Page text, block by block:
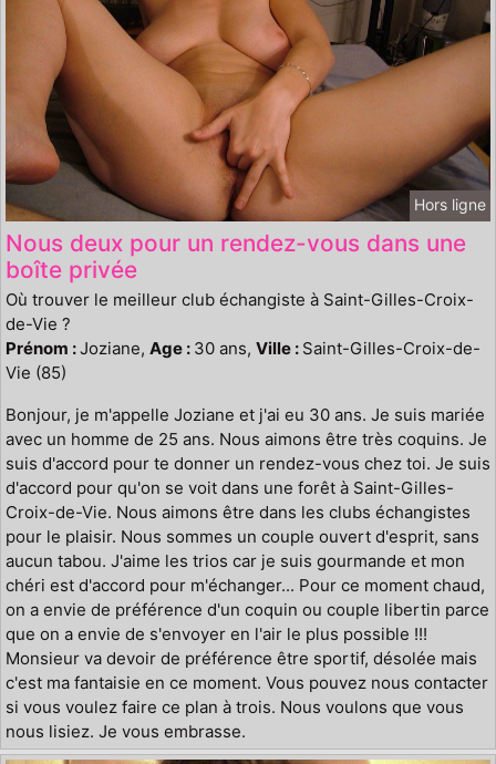
Hors ligne
Nous deux pour un rendez-vous dans une
boîte privée
Où trouver le meilleur club échangiste à Saint-Gilles-Croix-
de-Vie ?
Prénom :Joziane, Age : 30 ans, Ville : Saint-Gilles-Croix-de-
Vie (85)
Bonjour, je m'appelle Joziane et j'ai eu 30 ans. Je suis mariée
avec un homme de 25 ans. Nous aimons être très coquins. Je
suis d'accord pour te donner un rendez-vous chez toi. Je suis
d'accord pour qu'on se voit dans une forêt à Saint-Gilles-
Croix-de-Vie. Nous aimons être dans les clubs échangistes
pour le plaisir. Nous sommes un couple ouvert d'esprit, sans
aucun tabou. J'aime les trios car je suis gourmande et mon
chéri est d'accord pour m'échanger... Pour ce moment chaud,
on a envie de préférence d'un coquin ou couple libertin parce
que on a envie de s'envoyer en l'air le plus possible !!!
Monsieur va devoir de préférence être sportif, désolée mais
c'est ma fantaisie en ce moment. Vous pouvez nous contacter
si vous voulez faire ce plan à trois. Nous voulons que vous
nous lisiez. Je vous embrasse.